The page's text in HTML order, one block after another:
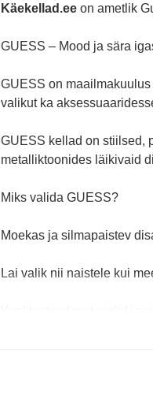
Käekellad.ee on ametlik
GUESS – Mood ja sära
GUESS on
valikut ka
GUESS kellad on stiilsed,
metalliktoonides läikivaid
Miks valida GUESS?
Moekas ja silmapaistev
Lai valik nii naistele kui